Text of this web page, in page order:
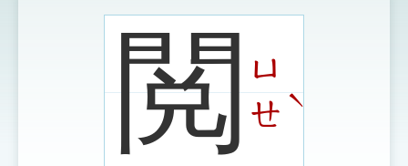
示
閲ㄩ
ㄝˋ